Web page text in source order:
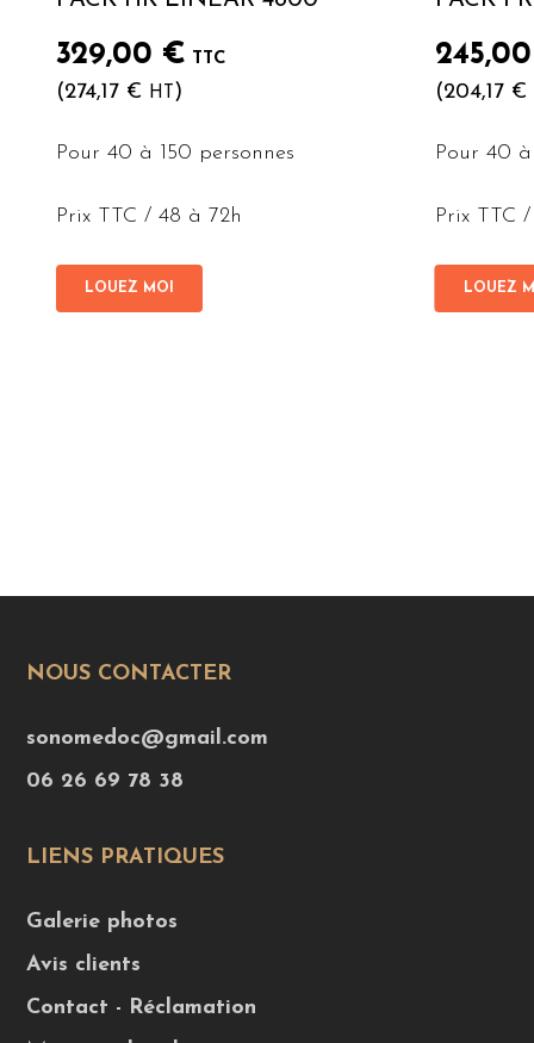
329,00 € TTC
(274,17 € HT )
Pour 40 à 150 personnes
Prix TTC / 48 à 72h
LOUEZ MOI
(204,17 €
Pour 40
Prix TTC
LOUEZ
NOUS CONTACTER
sonomedoc@gmail.com
06 26 69 78 38
LIENS PRATIQUES
Galerie photos
Avis clients
Contact - Réclamation